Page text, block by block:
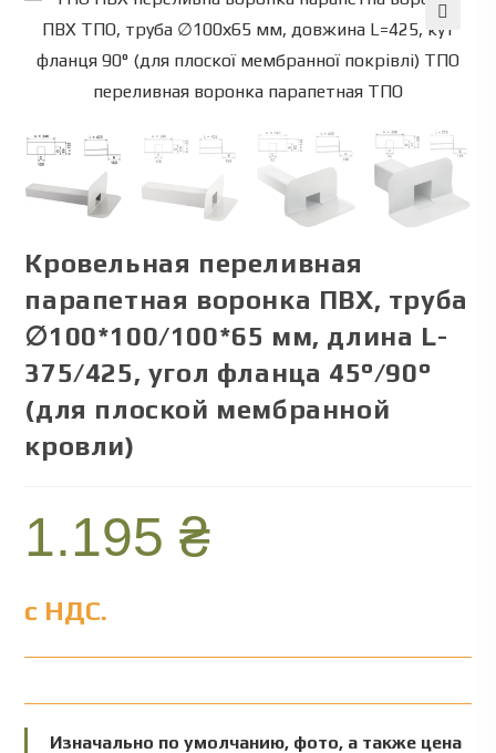
🔍
Кровельная переливная
парапетная воронка ПВХ, труба
∅100*100/100*65 мм, длина L-
375/425, угол фланца 45°/90°
(для плоской мембранной
кровли)
1.195₴
с НДС.
Изначально по умолчанию, фото, а также цена